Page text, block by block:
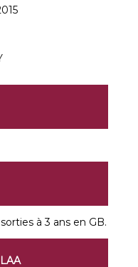
à 3 ans en GB.